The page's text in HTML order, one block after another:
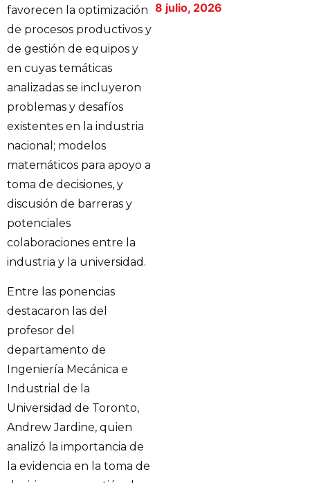
favorecen la optimización
de procesos productivos y
de gestión de equipos y
en cuyas temáticas
analizadas se incluyeron
problemas y desafíos
existentes en la industria
nacional; modelos
matemáticos para apoyo a
toma de decisiones, y
discusión de barreras y
potenciales
colaboraciones entre la
industria y la universidad.
Entre las ponencias
destacaron las del
profesor del
departamento de
Ingeniería Mecánica e
Industrial de la
Universidad de Toronto,
Andrew Jardine, quien
analizó la importancia de
la evidencia en la toma de
8 julio, 2026